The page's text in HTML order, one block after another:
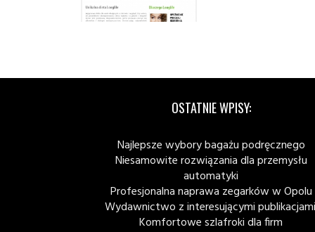
OSTATNIE WPISY:
Najlepsze wybory bagażu podręcznego
Niesamowite rozwiązania dla przemysłu
automatyki
Profesjonalna naprawa zegarków w Opolu
Wydawnictwo z interesującymi
Komfortowe szlafroki dla firm